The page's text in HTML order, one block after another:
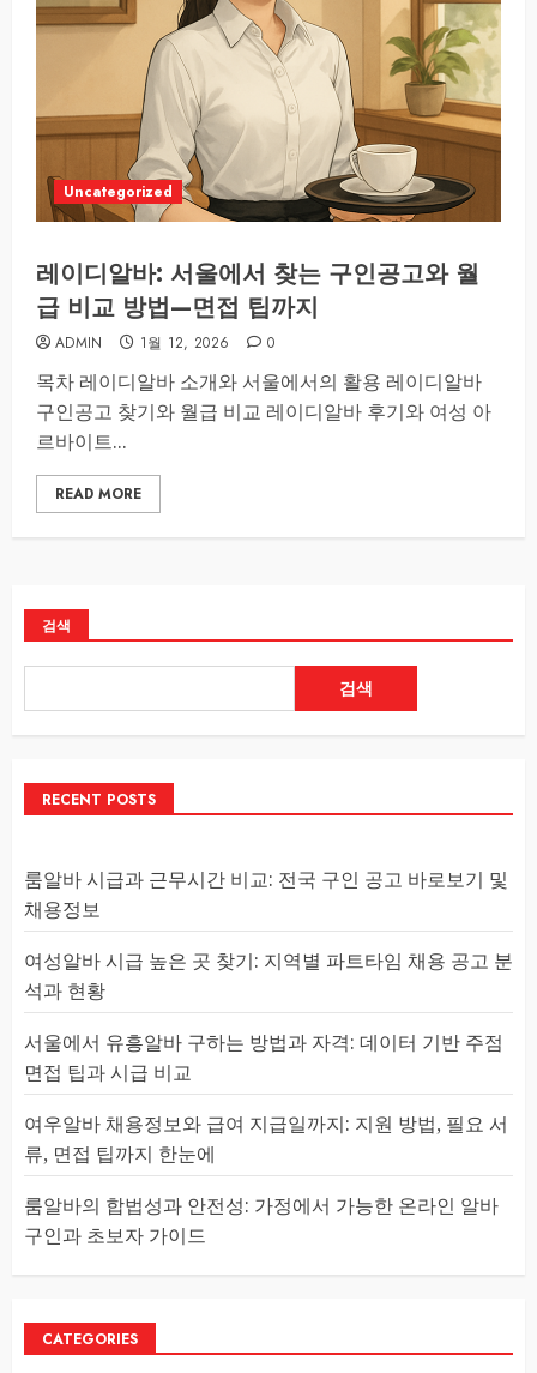
Uncategorized
레이디알바: 서울에서 찾는 구인공고와 월
급 비교 방법—면접 팁까지
ADMIN 1월 12, 2026 0
목차 레이디알바 소개와 서울에서의 활용 레이디알바
구인공고 찾기와 월급 비교 레이디알바 후기와 여성 아
르바이트...
READ MORE
검색
검색
RECENT POSTS
룸알바 시급과 근무시간 비교: 전국 구인 공고 바로보기 및
채용정보
여성알바 시급 높은 곳 찾기: 지역별 파트타임 채용 공고 분
석과 현황
서울에서 유흥알바 구하는 방법과 자격: 데이터 기반 주점
면접 팁과 시급 비교
여우알바 채용정보와 급여 지급일까지: 지원 방법, 필요 서
류, 면접 팁까지 한눈에
룸알바의 합법성과 안전성: 가정에서 가능한 온라인 알바
구인과 초보자 가이드
CATEGORIES